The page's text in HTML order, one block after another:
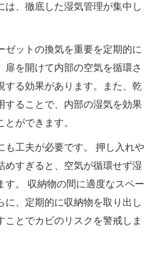
は、徹底した湿気管理が集中し
ゼットの換気を重要を定期的に
扉を開けて内部の空気を循環さ
する効果があります。また、乾
することで、内部の湿気を効果
ができます。
も工夫が必要です。 押し入れや
めすぎると、空気が循環せず湿
す。 収納物の間に適度なスペー
に、定期的に収納物を取り出し
ことでカビのリスクを警戒しま